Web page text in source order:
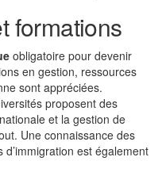
formations
obligatoire pour devenir
en gestion, ressources
sont appréciées.
proposent des
et la gestion de
Une connaissance des
est également